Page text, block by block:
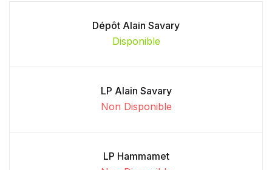
Dépôt Alain Savary
Disponible
LP Alain Savary
Non Disponible
LP Hammamet